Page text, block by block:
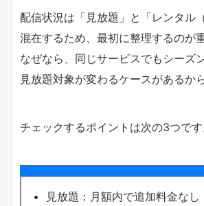
配信状況は「見放題」と「レンタル
混在するため、最初に整理するのが
なぜなら、同じサービスでもシーズ
見放題対象が変わるケースがあるか
チェックするポイントは次の3つです
見放題：月額内で追加料金なし